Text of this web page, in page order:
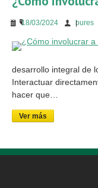
18/03/2024 bures
desarrollo integral de
Interactuar
hacer que…
Ver más